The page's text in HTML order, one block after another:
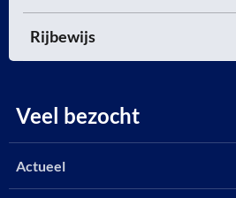
Rijbewijs
Veel bezocht
Actueel